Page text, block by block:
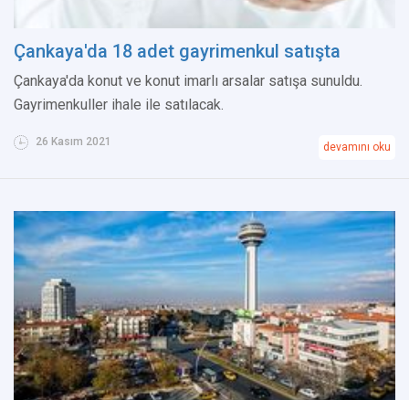
Çankaya'da 18 adet gayrimenkul satışta
Çankaya'da konut ve konut imarlı arsalar satışa sunuldu.
Gayrimenkuller ihale ile satılacak.
26 Kasım 2021 devamını oku